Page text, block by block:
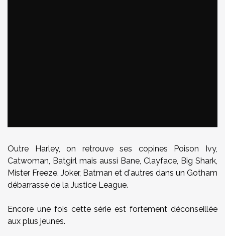
Outre Harley, on retrouve ses copines Poison Ivy,
Catwoman, Batgirl mais aussi Bane, Clayface, Big Shark,
Mister Freeze, Joker, Batman et d'autres dans un Gotham
débarrassé de la Justice League.
Encore une fois cette série est fortement déconseillée
aux plus jeunes.